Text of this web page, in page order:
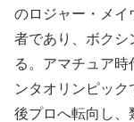
のロジャー・メイ
者であり、ボクシ
る。アマチュア
ンタオリンピッ
後プロへ転向し、